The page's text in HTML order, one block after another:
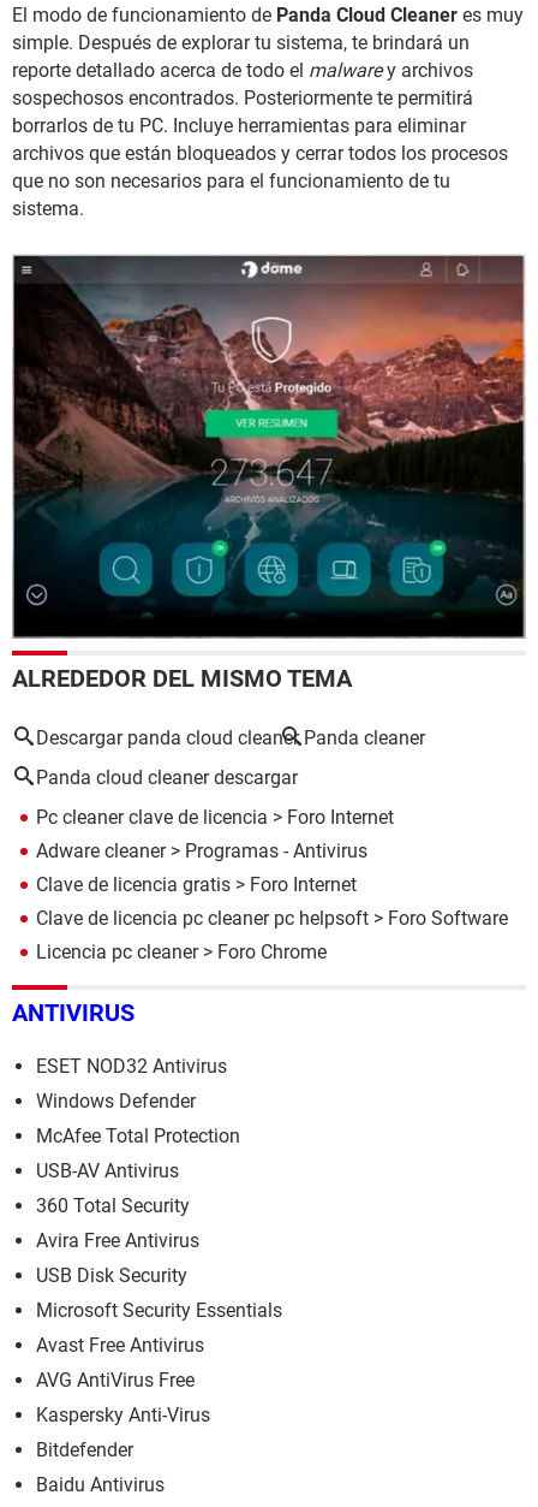
El modo de funcionamiento de Panda Cloud Cleaner es muy
simple. Después de explorar tu sistema, te brindará un
reporte detallado acerca de todo el malwarey archivos
sospechosos encontrados. Posteriormente te permitirá
borrarlos de tu PC. Incluye herramientas para eliminar
archivos que están bloqueados y cerrar todos los procesos
que no son necesarios para el funcionamiento de tu
sistema.
ALREDEDOR DEL MISMO TEMA
Descargar panda cloud cleaner Panda cleaner
Panda cloud cleaner descargar
Pc cleaner clave de licencia > Foro Internet
Adware cleaner> Programas - Antivirus
Clave de licencia gratis > Foro Internet
Clave de licencia pc cleaner pc helpsoft > Foro Software
Licencia pc cleaner> Foro Chrome
ANTIVIRUS
ESET NOD32 Antivirus
Windows Defender
McAfee Total Protection
USB-AV Antivirus
360 Total Security
Avira Free Antivirus
USB Disk Security
Microsoft Security Essentials
Avast Free Antivirus
AVG AntiVirus Free
Kaspersky Anti-Virus
Bitdefender
Baidu Antivirus